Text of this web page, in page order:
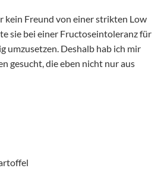
kein Freund von einer strikten Low
sie bei einer Fructoseintoleranz für
umzusetzen. Deshalb hab ich mir
gesucht, die eben nicht nur aus